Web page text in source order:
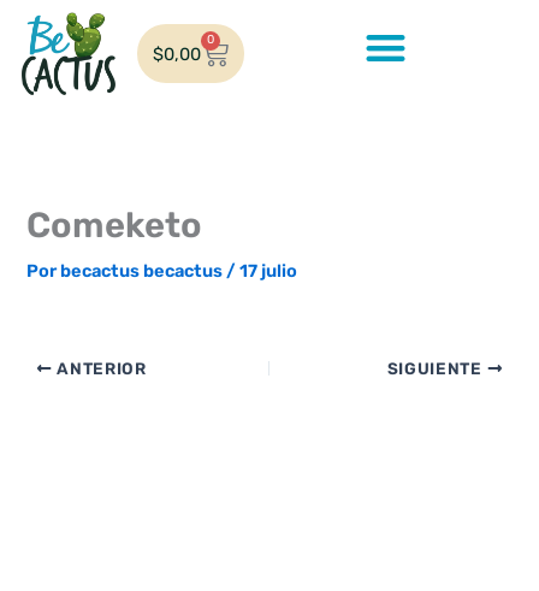
contenido
$0,00
0
Cart
Comeketo
Porbecactus becactus/17 julio
ANTERIOR SIGUIENTE